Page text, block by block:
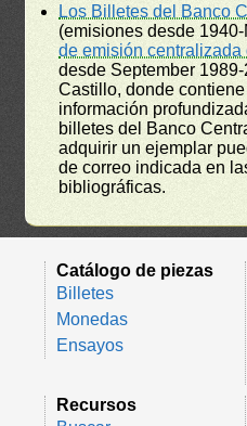
Los Billetes del Banco
(emisiones desde
de emisión centralizada
desde September
Castillo, donde
información
billetes del Banco
adquirir un ejemplar
de correo indicada en
bibliográficas.
Catálogo de piezas
Billetes
Monedas
Ensayos
Recursos